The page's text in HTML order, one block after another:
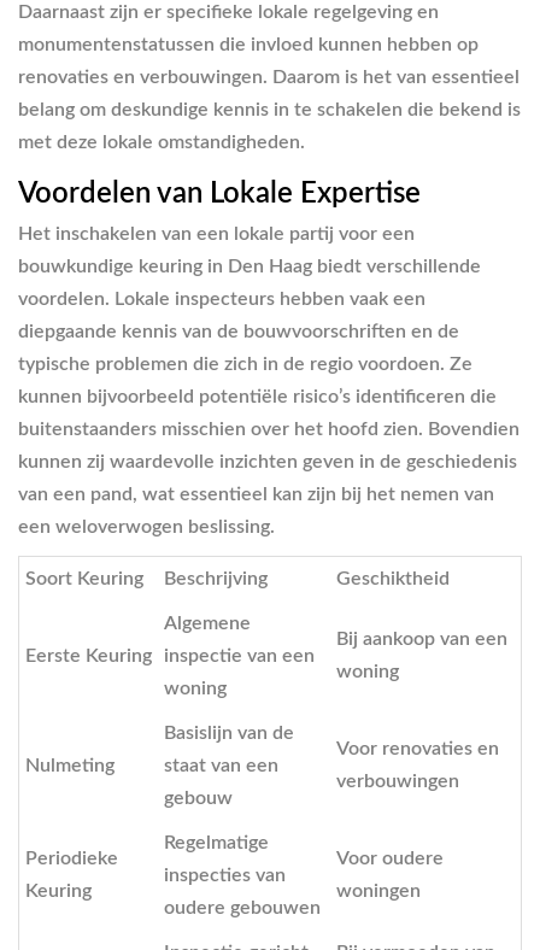
Daarnaast zijn er specifieke lokale regelgeving en
monumentenstatussen die invloed kunnen hebben op
renovaties en verbouwingen. Daarom is het van essentieel
belang om deskundige kennis in te schakelen die bekend is
met deze lokale omstandigheden.
Voordelen van Lokale Expertise
Het inschakelen van een lokale partij voor een
bouwkundige keuring in Den Haag biedt verschillende
voordelen. Lokale inspecteurs hebben vaak een
diepgaande kennis van de bouwvoorschriften en de
typische problemen die zich in de regio voordoen. Ze
kunnen bijvoorbeeld potentiële risico’s identificeren die
buitenstaanders misschien over het hoofd zien. Bovendien
kunnen zij waardevolle inzichten geven in de geschiedenis
van een pand, wat essentieel kan zijn bij het nemen van
een weloverwogen beslissing.
Soort Keuring Beschrijving Geschiktheid
Eerste Keuring
Algemene
inspectie van een
woning
Bij aankoop van een
woning
Nulmeting
Basislijn van de
staat van een
gebouw
Voor renovaties en
verbouwingen
Periodieke
Keuring
Regelmatige
inspecties van
oudere gebouwen
Voor oudere
woningen